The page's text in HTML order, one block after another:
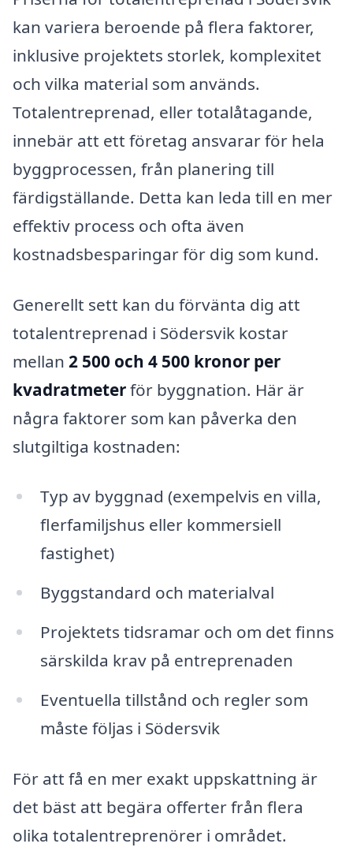
kan variera beroende på flera faktorer,
inklusive projektets storlek, komplexitet
och vilka material som används.
Totalentreprenad, eller totalåtagande,
innebär att ett företag ansvarar för hela
byggprocessen, från planering till
färdigställande. Detta kan leda till en mer
effektiv process och ofta även
kostnadsbesparingar för dig som kund.
Generellt sett kan du förvänta dig att
totalentreprenad i Södersvik kostar
mellan 2 500 och 4 500 kronor per
kvadratmeterför byggnation. Här är
några faktorer som kan påverka den
slutgiltiga kostnaden:
Typ av byggnad (exempelvis en villa,
flerfamiljshus eller kommersiell
fastighet)
Byggstandard och materialval
Projektets tidsramar och om det finns
särskilda krav på entreprenaden
Eventuella tillstånd och regler som
måste följas i Södersvik
För att få en mer exakt uppskattning är
det bäst att begära offerter från flera
olika totalentreprenörer i området.